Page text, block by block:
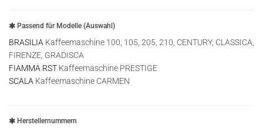
Passend für Modelle (Auswahl)
BRASILIA Kaffeemaschine 100, 105, 205, 210, CENTURY, CLASSICA,
FIRENZE, GRADISCA
FIAMMA RST Kaffeemaschine PRESTIGE
SCALA Kaffeemaschine CARMEN
Herstellernummern